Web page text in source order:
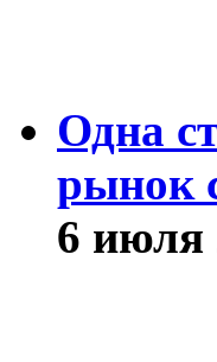
Одна
рынок
6 июля